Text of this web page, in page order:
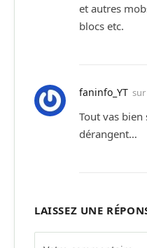
et autres
blocs etc.
faninfo_YT sur
Tout vas
dérangent…
LAISSEZ UNE